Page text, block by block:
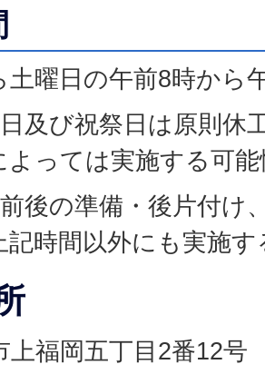
土曜日の午前8時から
及び祝祭日は原則休
よっては実施する可
後の準備・後片付け
記時間以外にも実施
上福岡五丁目2番12号